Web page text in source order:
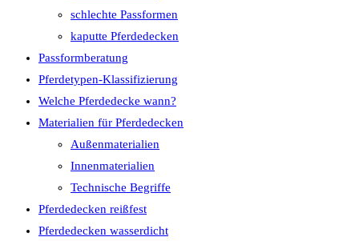
schlechte Passformen
kaputte Pferdedecken
Passformberatung
Pferdetypen-Klassifizierung
Welche Pferdedecke wann?
Materialien für Pferdedecken
Außenmaterialien
Innenmaterialien
Technische Begriffe
Pferdedecken reißfest
Pferdedecken wasserdicht